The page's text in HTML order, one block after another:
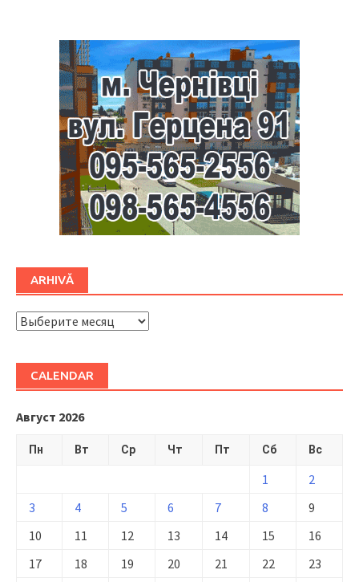
ARHIVĂ
ARHIVĂ
CALENDAR
Август 2026
Пн Вт Ср Чт Пт Сб Вс
1
2
3
4 5 6 7 8
9
10
11 12 13 14 15
16
17
18 19 20 21 22
23